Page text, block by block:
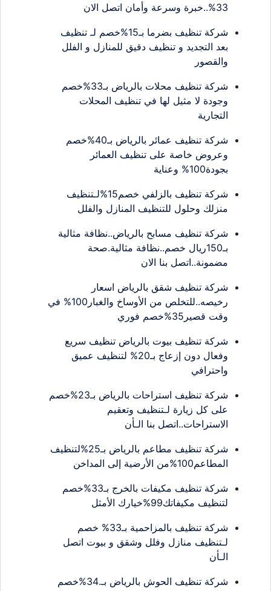
شركة تنظيف بضرما بـ15%خصم لـ تنظيف
بعد التجديد و تنظيف دقيق للمنازل و الفلل
شركة تنظيف محلات بالرياض بـ33%خصم
وجودة لا مثيل لها في تنظيف المحلات
شركة تنظيف عمائر بالرياض بـ40%خصم
وعروض خاصة على تنظيف العمائر
شركة تنظيف بالزلفي خصم15%لـتنظيف
منزلك وحلول للتنظيف المنازل والفلل
شركة تنظيف مسابح بالرياض..نظافة مثالية
بـ150ريال خصم..نظافة مثالية.صحة
مضمونة..اتصل بنا الان
شركة تنظيف شقق بالرياض اسعار
رخيصه..للتخلص من الأوساخ والغبار100% في
وقت قصير35%خصم فوري
شركة تنظيف بيوت بالرياض تنظيف سريع
وفعال دون إزعاج بـ20% لتنظيف عميق
واحترافي
شركة تنظيف استراحات بالرياض بـ23%خصم
على كل زيارة لـتنظيف وتعقيم
الاستراحات..اتصل بنا الـأن
شركة تنظيف مطاعم بالرياض بـ25%لتنظيف
شركة تنظيف مكيفات بالخرج بـ33%خصم
لتنظيف مكيفاتك99%خيارك الأمثل
شركة تنظيف بالمزاحمية بـ33% خصم
لـتنظيف منازل وفلل وشقق و بيوت اتصل
شركة تنظيف الحوش بالرياض بـ.34%خصم